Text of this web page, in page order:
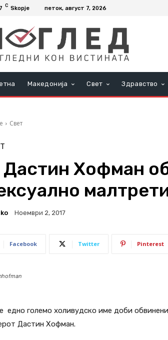
C Skopje петок, август 7, 2026
Македонија Свет Здравство
Свет
Хофман
Ноември 2, 2017
Facebook Twitter Pinterest
едно големо холивудско име доби
Дастин Хофман.